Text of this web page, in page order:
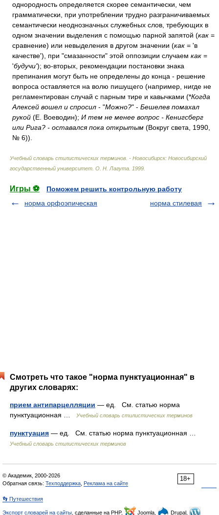
однородность определяется скорее семантически, чем
грамматически, при употреблении трудно разграничиваемых
семантически неоднозначных служебных слов, требующих в
одном значении выделения с помощью парной запятой (как =
сравнение) или невыделения в другом значении (как = 'в
качестве'), при "смазанности" этой оппозиции случаем как =
'будучи'); во-вторых, рекомендации постановки знака
препинания могут быть не определены до конца - решение
вопроса оставляется на волю пишущего (например, нигде не
регламентирован случай с парным тире и кавычками (*Когда
Алексей вошел и спросил - "Можно?" - Бешелев помахал
рукой (Е. Воеводин); И тем не менее вопрос - Кенигсберг
или Рига? - оставался пока открытым (Вокруг света, 1990,
№ 6)).
Учебный словарь стилистических терминов. - Новосибирск: Новосибирский
государственный университет О. Н. Лагута 1999
Игры ⚽
Поможем решить контрольную работу
норма орфоэпическая
норма стилевая
Смотреть что такое "норма пунктуационная" в
других словарях:
прием антипарцелляции — ед. См. статью норма
пунктуационная …
Учебный словарь стилистических терминов
пунктуация — ед. См. статью норма пунктуационная …
Учебный словарь стилистических терминов
18+
© Академик, 2000-2026
Обратная связь: Техподдержка Реклама на сайте
👣 Путешествия
Экспорт словарей на сайты , сделанные на PHP, Joomla, Drupal,